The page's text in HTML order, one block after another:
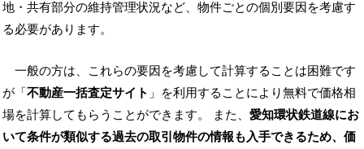
地・共有部分の維持管理状況など、物件ごとの個別要因を考慮す
る必要があります。
一般の方は、これらの要因を考慮して計算することは困難です
が「不動産一括査定サイト 」を利用することにより無料で価格相
場を計算してもらうことができます。 また、 愛知環状鉄道線にお
いて条件が類似する過去の取引物件の情報も入手できるため、価